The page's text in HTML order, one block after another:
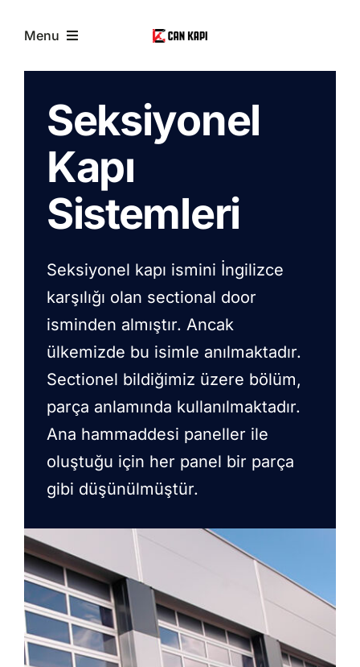
Menu
Hakkımızda
Hizmetlerimiz
Seksiyonel
Kapı
Sistemleri
Seksiyonel kapı ismini İngilizce
karşılığı olan sectional door
isminden almıştır. Ancak
ülkemizde bu isimle anılmaktadır.
Sectionel bildiğimiz üzere bölüm,
parça anlamında kullanılmaktadır.
Ana hammaddesi paneller ile
oluştuğu için her panel bir parça
gibi düşünülmüştür.